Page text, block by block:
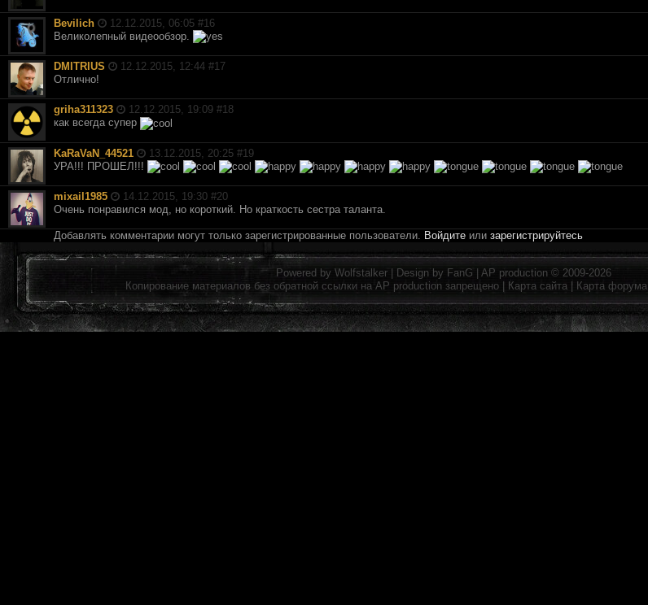
Bevilich 12.12.2015, 06:05 #16
Великолепный видеообзор.
DMITRIUS 12.12.2015, 12:44 #17
Отлично!
griha311323 12.12.2015, 19:09 #18
как всегда супер
KaRaVaN_44521 13.12.2015, 20:25 #19
УРА!!! ПРОШЕЛ!!!
mixail1985 14.12.2015, 19:30 #20
Очень понравился мод, но короткий. Но краткость сестра таланта.
Добавлять комментарии могут только зарегистрированные пользователи. Войдите или зарегистрируйтесь
Powered by Wolfstalker | Design by FanG AP production © 2009-2026
Копирование материалов без обратной ссылки на AP production запрещено | Карта сайта Карта форума